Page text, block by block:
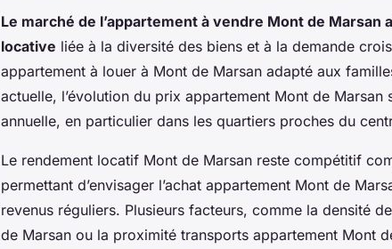
Le marché de l’appartement à vendre Mont de Marsan
locative liée à la diversité des biens et à la demande
appartement à louer à Mont de Marsan adapté aux
actuelle, l’évolution du prix appartement Mont de Marsan
annuelle, en particulier dans les quartiers proches du
Le rendement locatif Mont de Marsan reste compétitif
permettant d’envisager l’achat appartement Mont de
revenus réguliers. Plusieurs facteurs, comme la densité
de Marsan ou la proximité transports appartement Mont